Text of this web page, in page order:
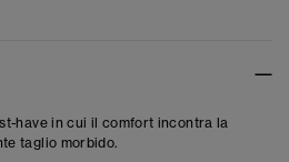
have in cui il comfort incontra la
taglio morbido.